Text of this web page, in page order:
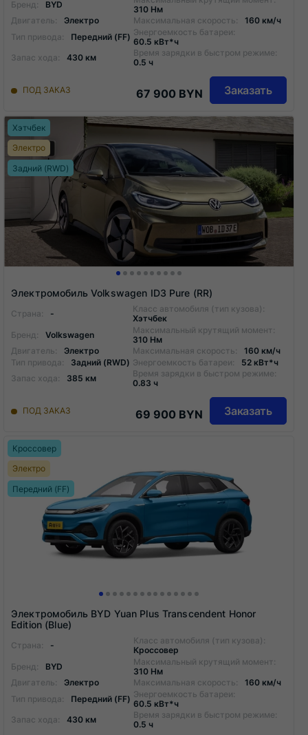
Бренд: BYD
310 Нм
Двигатель:
Электро Максимальная скорость:
160 км/ч
Тип привода:
Передний (FF) Энергоемкость батареи:
60.5 кВт*ч
Запас хода:
430 км
Время зарядки в быстром режиме:
0.5 ч
ПОД ЗАКАЗ 67 900 BYN Заказать
Хэтчбек
Электро
Задний (RWD)
Электромобиль Volkswagen ID3 Pure (RR)
Страна: -
Класс автомобиля (тип кузова):
Хэтчбек
Бренд:
Volkswagen
Максимальный крутящий момент:
310 Нм
Двигатель:
Электро Максимальная скорость:
160 км/ч
Тип привода:
Задний (RWD) Энергоемкость батареи:
52 кВт*ч
Запас хода:
385 км
Время зарядки в быстром режиме:
0.83 ч
ПОД ЗАКАЗ 69 900 BYN Заказать
Кроссовер
Электро
Передний (FF)
Электромобиль BYD Yuan Plus Transcendent Honor
Edition (Blue)
Страна: -
Класс автомобиля (тип кузова):
Кроссовер
Бренд:
BYD
Максимальный крутящий момент:
310 Нм
Двигатель:
Электро Максимальная скорость:
160 км/ч
Тип привода:
Передний (FF) Энергоемкость батареи:
60.5 кВт*ч
Запас хода:
430 км
Время зарядки в быстром режиме:
0.5 ч